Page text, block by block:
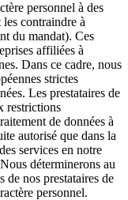
personnel à des
les contraindre à
du mandat). Ces
affiliées à
Dans ce cadre, nous
strictes
Les prestataires de
restrictions
de données à
autorisé que dans la
services en notre
déterminerons au
de nos prestataires de
personnel.